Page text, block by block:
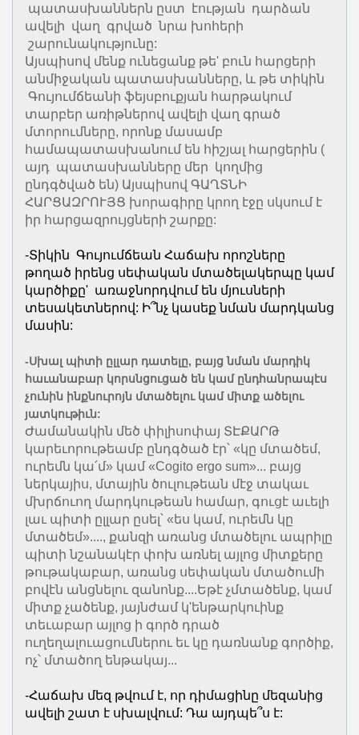
պատասխաններն ըստ էության դարձան
ավելի վաղ գրված նրա խոհերի
շարունակությունը:
Այսպիսով մենք ունեցանք թե' բուն հարցերի
անմիջական պատասխանները, և թե տիկին
Գույումճեանի ֆեյսբուքյան հարթակում
տարբեր առիթներով ավելի վաղ գրած
մտորումները, որոնք մասամբ
համապատասխանում են հիշյալ հարցերին (
այդ պատասխանները մեր կողմից
ընդգծված են) Այսպիսով ԳԱՂՏՆԻ
ՀԱՐՑԱԶՐՈՒՅՑ խորագիրը կրող էջը սկսում է
իր հարցազրույցների շարքը:
-Տիկին Գույումճեան Հաճախ որոշները
թողած իրենց սեփական մտածելակերպը կամ
կարծիքը' առաջնորդվում են մյուսների
տեսակետներով: Ի՞նչ կասեք նման մարդկանց
մասին:
-Սխալ պիտի ըլլար դատելը, բայց նման մարդիկ
հաւանաբար կորսնցուցած են կամ ընդհանրապէս
չունին ինքնուրոյն մտածելու կամ միտք ածելու
յատկութիւն:
Ժամանակին մեծ փիլիսոփայ ՏԷՔԱՐԹ
կարեւորութեամբ ընդգծած էր՝ «կը մտածեմ,
ուրեմն կա՛մ» կամ «Cogito ergo sum»... բայց
ներկայիս, մտային ծուլութեան մէջ տակաւ
մխրճուող մարդկութեան համար, գուցէ աւելի
լաւ պիտի ըլլար ըսել՝ «ես կամ, ուրեմն կը
մտածեմ»...., քանզի առանց մտածելու ապրիլը
պիտի նշանակէր փոխ առնել այլոց միտքերը
թութակաբար, առանց սեփական մտածումի
բովէն անցնելու զանոնք....Եթէ չմտածենք, կամ
միտք չածենք, յայնժամ կ'ենթարկուինք
տեւաբար այլոց ի գործ դրած
ուղեղալուացումներու եւ կը դառնանք գործիք,
ոչ՝ մտածող ենթակայ...
-Հաճախ մեզ թվում է, որ դիմացինը մեզանից
ավելի շատ է սխալվում: Դա այդպե՞ս է: